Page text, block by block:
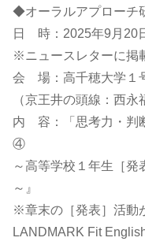
◆オーラルアプローチ
日 時：2025年9月20
※ニュースレターに掲
会 場：高千穂大学１
（京王井の頭線：西永
内 容：「思考力・判
④
～高等学校１年生［発
～』
※章末の［発表］活動
LANDMARK Fit